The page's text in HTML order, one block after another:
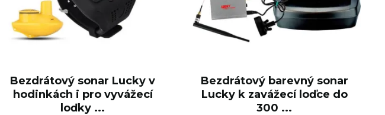
Bezdrátový sonar Lucky v
hodinkách i pro vyvážecí
loďky ...
Bezdrátový barevný sonar
Lucky k zavážecí loďce do
300 ...